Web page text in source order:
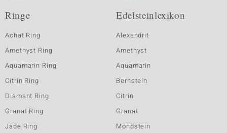
Ringe
Achat Ring
Amethyst Ring
Aquamarin Ring
Citrin Ring
Diamant Ring
Granat Ring
Jade Ring
Edelsteinlexikon
Alexandrit
Amethyst
Aquamarin
Bernstein
Citrin
Granat
Mondstein